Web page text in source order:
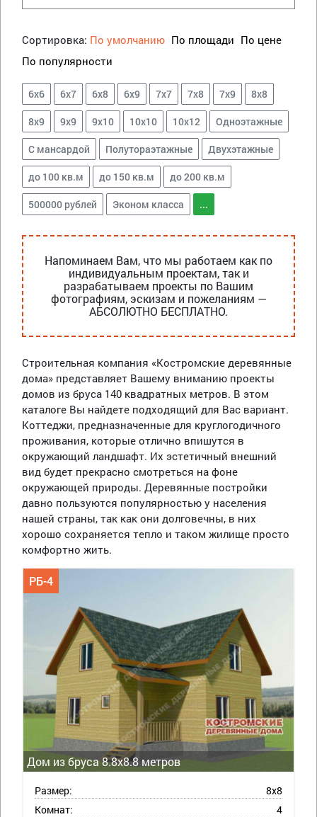
Сортировка: По умолчанию По площади По цене
По популярности
6х6 6х7 6х8 6х9 7х7 7х8 7х9 8х8
8х9 9х9 9х10 10х10 10х12 Одноэтажные
С мансардой Полутораэтажные Двухэтажные
до 100 кв.м до 150 кв.м до 200 кв.м
500000 рублей Эконом класса ...
Напоминаем Вам, что мы работаем как по
индивидуальным проектам, так и
разрабатываем проекты по Вашим
фотографиям, эскизам и пожеланиям —
АБСОЛЮТНО БЕСПЛАТНО.
Строительная компания «Костромские деревянные
дома» представляет Вашему вниманию проекты
домов из бруса 140 квадратных метров. В этом
каталоге Вы найдете подходящий для Вас вариант.
Коттеджи, предназначенные для круглогодичного
проживания, которые отлично впишутся в
окружающий ландшафт. Их эстетичный внешний
вид будет прекрасно смотреться на фоне
окружающей природы. Деревянные постройки
давно пользуются популярностью у населения
нашей страны, так как они долговечны, в них
хорошо сохраняется тепло и таком жилище просто
комфортно жить.
Дом из бруса 8.8х8.8 метров
РБ-4
Размер:
8х8
Комнат:
4